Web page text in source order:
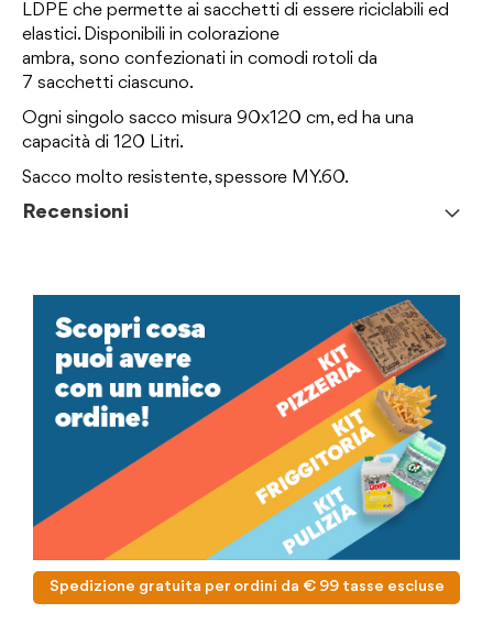
LDPE che permette ai sacchetti di essere riciclabili ed
elastici. Disponibili in colorazione
ambra, sono confezionati in comodi rotoli da
7 sacchetti ciascuno.
Ogni singolo sacco misura 90x120 cm, ed ha una
capacità di 120 Litri.
Sacco molto resistente, spessore MY.60.
Recensioni
Spedizione gratuita per ordini da € 99 tasse escluse